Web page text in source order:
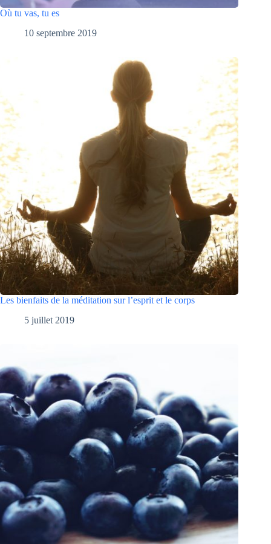
Où tu vas, tu es
10 septembre 2019
Les bienfaits de la méditation sur l’esprit et le corps
5 juillet 2019